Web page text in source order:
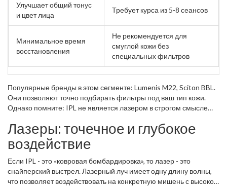
Улучшает общий тонус
и цвет лица
Требует курса из 5-8 сеансов
Минимальное время
восстановления
Не рекомендуется для
смуглой кожи без
специальных фильтров
Популярные бренды в этом сегменте: Lumenis M22, Sciton BBL.
Они позволяют точно подбирать фильтры под ваш тип кожи.
Однако помните: IPL не является лазером в строгом смысле
Лазеры: точечное и глубокое
воздействие
Если IPL - это «ковровая бомбардировка», то лазер - это
снайперский выстрел. Лазерный луч имеет одну длину волны,
что позволяет воздействовать на конкретную мишень с высокой